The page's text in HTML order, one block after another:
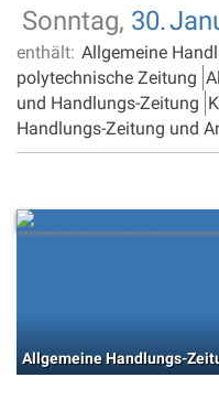
Sonntag, 30.
enthält: Allgemeine
polytechnische Zeitung
und Handlungs-Zeitung
Handlungs-Zeitung und
Allgemeine Handlungs-